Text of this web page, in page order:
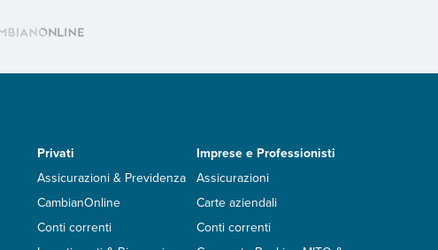
Privati
Assicurazioni & Previdenza
CambianOnline
Conti correnti
Imprese e Professionisti
Assicurazioni
Carte aziendali
Conti correnti